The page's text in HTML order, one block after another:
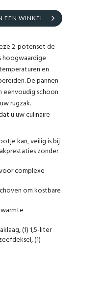
EEN WINKEL
2-potenset de
hoogwaardige
en
De pannen
eenvoudig schoon
rugzak.
u uw culinaire
kan, veilig is bij
zonder
complexe
om kostbare
(1) 1,5-liter
(1)